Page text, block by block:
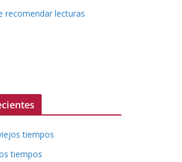
recomendar lecturas
tiempos
tiempos